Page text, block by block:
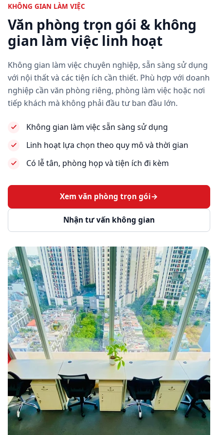
KHÔNG GIAN LÀM VIỆC
Văn phòng trọn gói & không
gian làm việc linh hoạt
Không gian làm việc chuyên nghiệp, sẵn sàng sử dụng
với nội thất và các tiện ích cần thiết. Phù hợp với doanh
nghiệp cần văn phòng riêng, phòng làm việc hoặc nơi
tiếp khách mà không phải đầu tư ban đầu lớn.
Không gian làm việc sẵn sàng sử dụng
Linh hoạt lựa chọn theo quy mô và thời gian
Có lễ tân, phòng họp và tiện ích đi kèm
Xem văn phòng trọn gói→
Nhận tư vấn không gian